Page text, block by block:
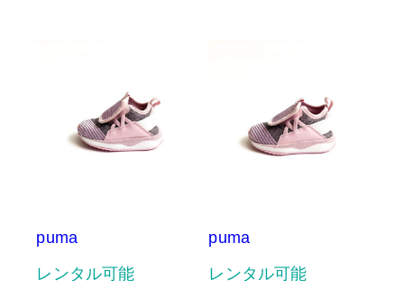
puma
レンタル可能
puma
レンタル可能